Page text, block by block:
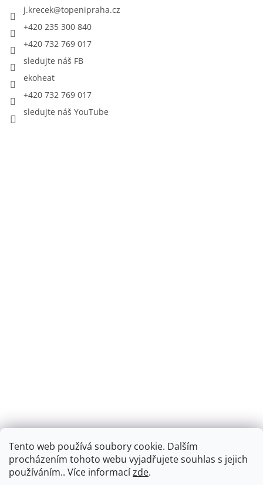
Tento web používá soubory cookie. Dalším
procházením tohoto webu vyjadřujete souhlas s jejich
používáním.. Více informacízde.
j.krecek@topenipraha.cz
+420 235 300 840
+420 732 769 017
sledujte náš FB
ekoheat
+420 732 769 017
sledujte náš YouTube
Montáž podlahového topení - EKOTERM s.r.o.